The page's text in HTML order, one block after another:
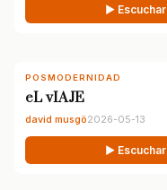
▶ Escuchar
POSMODERNIDAD
eL vIAJE
david musgö2026-05-13
▶ Escuchar